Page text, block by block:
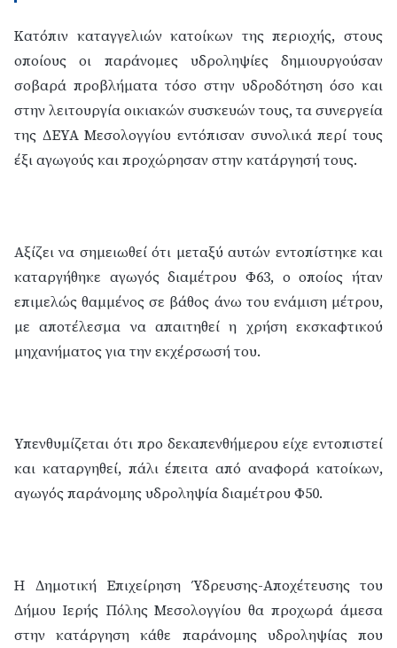
Κατόπιν καταγγελιών κατοίκων της περιοχής, στους
οποίους οι παράνομες υδροληψίες δημιουργούσαν
σοβαρά προβλήματα τόσο στην υδροδότηση όσο και
στην λειτουργία οικιακών συσκευών τους, τα συνεργεία
της ΔΕΥΑ Μεσολογγίου εντόπισαν συνολικά περί τους
έξι αγωγούς και προχώρησαν στην κατάργησή τους.
Αξίζει να σημειωθεί ότι μεταξύ αυτών εντοπίστηκε και
καταργήθηκε αγωγός διαμέτρου Φ63, ο οποίος ήταν
επιμελώς θαμμένος σε βάθος άνω του ενάμιση μέτρου,
με αποτέλεσμα να απαιτηθεί η χρήση εκσκαφτικού
μηχανήματος για την εκχέρσωσή του.
Υπενθυμίζεται ότι προ δεκαπενθήμερου είχε εντοπιστεί
και καταργηθεί, πάλι έπειτα από αναφορά κατοίκων,
αγωγός παράνομης υδροληψία διαμέτρου Φ50.
Η Δημοτική Επιχείρηση Ύδρευσης-Αποχέτευσης του
Δήμου Ιερής Πόλης Μεσολογγίου θα προχωρά άμεσα
στην κατάργηση κάθε παράνομης υδροληψίας που